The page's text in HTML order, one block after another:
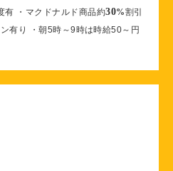
有 ・マクドナルド商品約30%割引
有り ・朝5時～9時は時給50～円